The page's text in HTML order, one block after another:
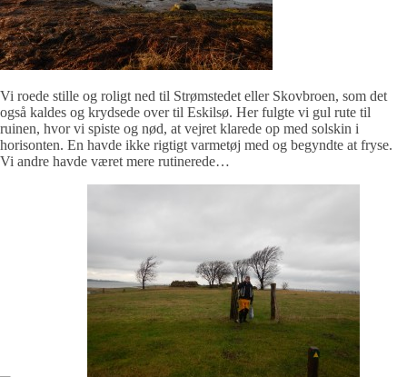
Vi roede stille og roligt ned til Strømstedet eller Skovbroen, som det
også kaldes og krydsede over til Eskilsø. Her fulgte vi gul rute til
ruinen, hvor vi spiste og nød, at vejret klarede op med solskin i
horisonten. En havde ikke rigtigt varmetøj med og begyndte at fryse.
Vi andre havde været mere rutinerede…